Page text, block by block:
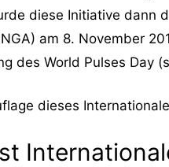
diese Initiative dann
am 8. November
des World Pulses Day
dieses